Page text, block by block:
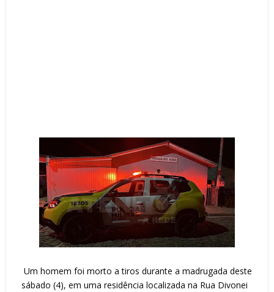
Um homem foi morto a tiros durante a madrugada deste
sábado (4), em uma residência localizada na Rua Divonei